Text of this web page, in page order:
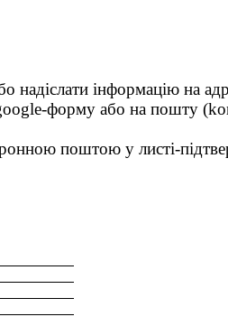
надіслати інформацію на
форму або на пошту (
поштою у листі-